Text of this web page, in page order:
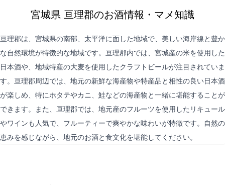
宮城県 亘理郡のお酒情報・マメ知識
亘理郡は、宮城県の南部、太平洋に面した地域で、美しい海岸線と豊か
な自然環境が特徴的な地域です。亘理郡内では、宮城産の米を使用した
日本酒や、地域特産の大麦を使用したクラフトビールが注目されていま
す。亘理郡周辺では、地元の新鮮な海産物や特産品と相性の良い日本酒
が楽しめ、特にホタテやカニ、鮭などの海産物と一緒に堪能することが
できます。また、亘理郡では、地元産のフルーツを使用したリキュール
やワインも人気で、フルーティーで爽やかな味わいが特徴です。自然の
恵みを感じながら、地元のお酒と食文化を堪能してください。